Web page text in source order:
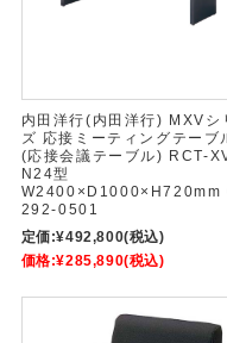
内田洋行(内田洋行) MXVシ
ズ 応接ミーティングテーブ
(応接会議テーブル) RCT-
N24型
W2400×D1000×H720mm
292-0501
定価:¥492,800(税込)
価格:¥285,890(税込)